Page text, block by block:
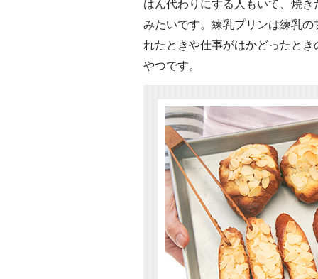
はん代わりにする人もいて、焼
みたいです。練乳プリンは練乳
れたときや仕事がはかどったと
やつです。